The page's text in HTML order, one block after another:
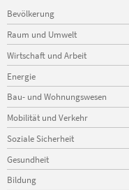
Navigation
überspringen
Bevölkerung
Raum und Umwelt
Wirtschaft und Arbeit
Energie
Bau- und Wohnungswesen
Mobilität und Verkehr
Soziale Sicherheit
Gesundheit
Bildung